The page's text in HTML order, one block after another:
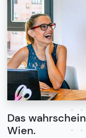
Das
Wien.